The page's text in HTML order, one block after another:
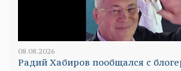
08.08.2026
Радий Хабиров пообщался с